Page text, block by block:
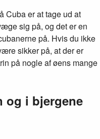
Cuba er at tage ud at
sig på, og det er en
på. Hvis du ikke
sikker på, at der er
på nogle af øens mange
og i bjergene